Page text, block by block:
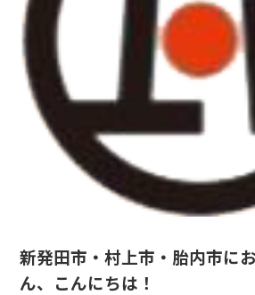
新発田市・村上市・胎内市に
ん、こんにちは！